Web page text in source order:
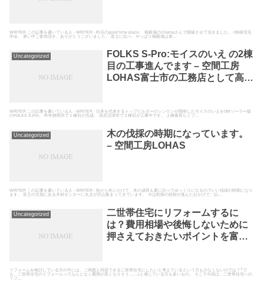
WRITER この記事を書いている人 - WRITER - 昨日のgood time place、 御殿場のChamaさんで開催させて頂きました、 OB様宅見
学会。 寒い中ご参加頂き、ありがとうございました。 富士に比べ、やっぱり御殿場は寒...
Uncategorized
FOLKS S-Pro:モイスのいえ の2棟
目の工事進んでます – 空間工房
LOHAS富士市の工務店として高断
WRITER この記事を書いている人 - WRITER - 日本を代表するトップビルダーのシンケンが開発したモイスのいえをOMソーラー版
のFOLKS S-Pro。 昨年静岡市で１棟目が完成。 現在沼津市で２棟目が工事中です。 上棟後長らくブ...
Uncategorized
木の伐採の時期になっています。
– 空間工房LOHAS
WRITER この記事を書いている人 - WRITER - 秋から冬にかけて、木の成長も夏に比べてゆっくりになるのでいい伐採の時期になり
ます。 富士の大淵にある木材センターに丸太が沢山集まってきています。 今は乾燥の技術が進んだおかげで、以...
Uncategorized
二世帯住宅にリフォームするに
は？費用相場や後悔しないために
押さえておきたいポイントを富士
リフォームを検討している方の中には、ご両親と同居できる二世帯住宅にしたいと考えているという方も少なくないのでは？｢で
も、二世帯住宅のリフォームってなんとなく費用が高くなりそう……｣と感じている方も多いもの。 そこで今回は、二世帯住宅への
リフ...